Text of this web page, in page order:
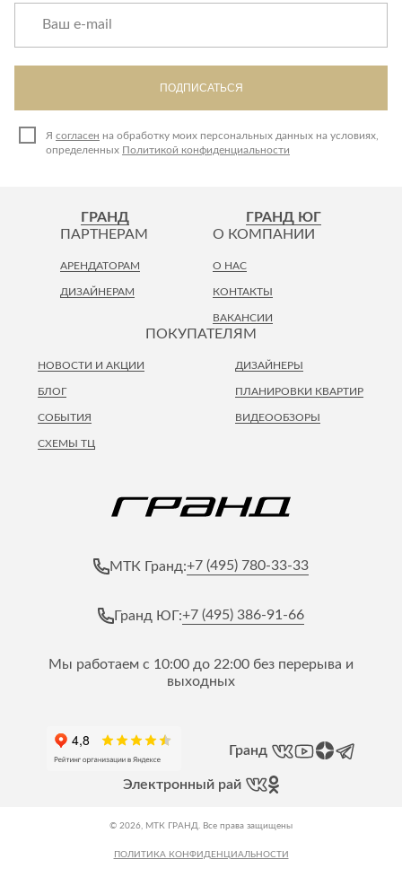
ПОДПИСАТЬСЯ
Я согласен на обработку моих персональных данных на условиях,
определенных Политикой конфиденциальности
ГРАНД ГРАНД ЮГ
ПОКУПАТЕЛЯМ
НОВОСТИ И АКЦИИ
ПЛАНИРОВКИ КВАРТИР
ВИДЕООБЗОРЫ
БЛОГ
СОБЫТИЯ
СХЕМЫ ТЦ
ДИЗАЙНЕРЫ
ПАРТНЕРАМ
АРЕНДАТОРАМ
ДИЗАЙНЕРАМ
О КОМПАНИИ
О НАС
КОНТАКТЫ
ВАКАНСИИ
МТК Гранд:+7 (495) 780-33-33
Гранд ЮГ:+7 (495) 386-91-66
Мы работаем с 10:00 до 22:00 без перерыва и
выходных
Гранд
Электронный рай
© 2026, МТК ГРАНД. Все права защищены
ПОЛИТИКА КОНФИДЕНЦИАЛЬНОСТИ